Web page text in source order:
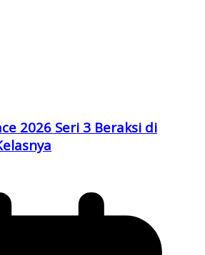
2026 Seri 3 Beraksi di